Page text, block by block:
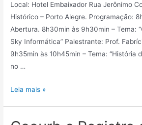
Local: Hotel Embaixador Rua Jerônimo
Histórico – Porto Alegre. Programação:
Abertura. 8h30min às 9h30min – Tema:
Sky Informática” Palestrante: Prof.
9h35min às 10h45min – Tema: “História
no …
Leia mais »